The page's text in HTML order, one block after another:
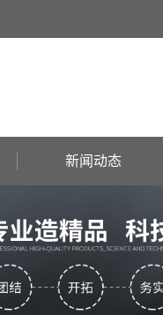
新闻动态